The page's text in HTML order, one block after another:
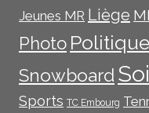
Jeunes MR Liège
Photo Politique
Snowboard
Sports TC Embourg